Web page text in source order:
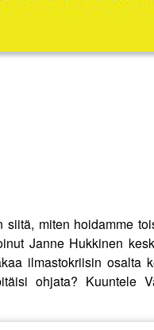
miten hoidamme
Janne Hukkinen
ilmastokriisin osalta
ohjata? Kuuntele